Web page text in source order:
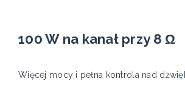
100 W na kanał przy 8 Ω
Więcej mocy i pełna kontrola nad